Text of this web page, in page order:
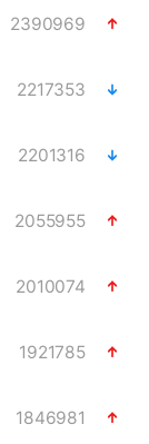
2390969
2217353
2201316
2055955
2010074
1921785
1846981